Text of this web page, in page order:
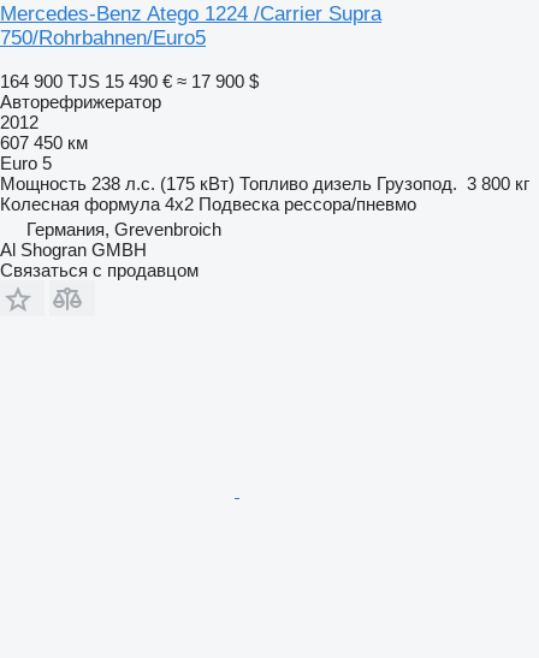
Mercedes-Benz Atego 1224 /Carrier Supra
750/Rohrbahnen/Euro5
164 900 TJS 15 490 € ≈ 17 900 $
Авторефрижератор
2012
607 450 км
Euro 5
Мощность 238 л.с. (175 кВт) Топливо дизель Грузопод. 3 800 кг
Колесная формула 4x2 Подвеска рессора/пневмо
Германия, Grevenbroich
Al Shogran GMBH
Связаться с продавцом